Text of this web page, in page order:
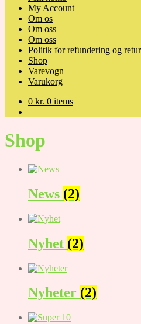
My Account
Om os
Om oss
Om oss
Politik for refundering og
Shop
Varevogn
Varukorg
0 kr. 0 items
Shop
News (2)
Nyhet (2)
Nyheter (2)